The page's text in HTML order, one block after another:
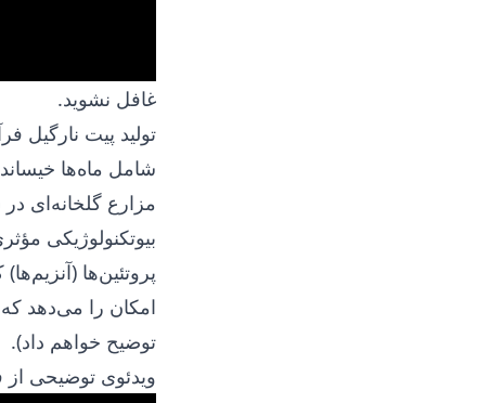
غافل نشوید.
تولید پیت نارگیل
شامل ماه‌ها
مزارع گلخانه‌ای
بیوتکنولوژیکی
پروتئین‌ها
امکان را می‌دهد
توضیح خواهم داد).
ویدئوی توضیحی از